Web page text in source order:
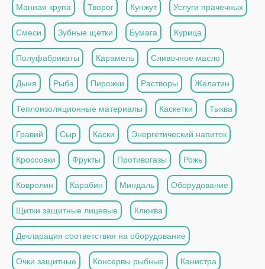
Манная крупа Творог Кунжут Услуги прачечных
Смеси Зубные щетки Бумага Курица
Полуфабрикаты Карамель Сливочное масло
Дыня Рыба Пирожки Растворы Желатин
Теплоизоляционные материалы Каскетки Тыква
Гравий Сыр Каски Энергетический напиток
Кроссовки Фрукты Противогазы Рожь
Ковролин Карабин Миндаль Оборудование
Щитки защитные лицевые Клюква
Декларация соответствия на оборудование
Очки защитные Консервы рыбные Канистра